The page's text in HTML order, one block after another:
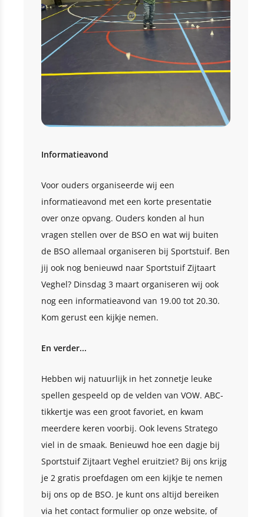
Informatieavond
Voor ouders organiseerde wij een
informatieavond met een korte presentatie
over onze opvang. Ouders konden al hun
vragen stellen over de BSO en wat wij buiten
de BSO allemaal organiseren bij Sportstuif. Ben
jij ook nog benieuwd naar Sportstuif Zijtaart
Veghel? Dinsdag 3 maart organiseren wij ook
nog een informatieavond van 19.00 tot 20.30.
Kom gerust een kijkje nemen.
En verder...
Hebben wij natuurlijk in het zonnetje leuke
spellen gespeeld op de velden van VOW. ABC-
tikkertje was een groot favoriet, en kwam
meerdere keren voorbij. Ook levens Stratego
viel in de smaak. Benieuwd hoe een dagje bij
Sportstuif Zijtaart Veghel eruitziet? Bij ons krijg
je 2 gratis proefdagen om een kijkje te nemen
bij ons op de BSO. Je kunt ons altijd bereiken
via het contact formulier op onze website, of